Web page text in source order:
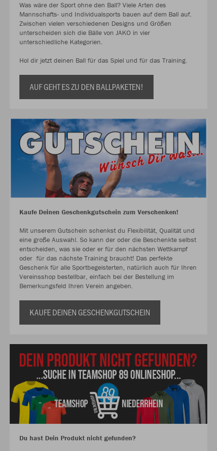
Was wäre der Sport ohne den Ball? Viele Arten des
Mannschafts- und Individualsports bauen auf dem Ball auf.
Zwischen vielen verschiedenen Designs und Größen
unterscheiden sich die Bälle von JAKO in vier
unterschiedliche Kategorien.
Hol dir jetzt deinen Ball für das Spiel und für das Training.
AUF GEHT ES ZU DEN BALLPAKETEN!
Kaufe Deinen Geschenkgutschein zum Verschenken!
Mit unserem Gutschein schenkst du Flexibilität, Qualität und
eine große Auswahl. So kann der oder die Beschenkte selbst
entscheiden, was sie oder er für den nächsten Wettkampf
oder für das nächste Training braucht! Das perfekte
Geschenk für alle Sportbegeisterten, natürlich auch für Ihren
Vereinsshop bestellbar, einfach bei der Bestellung im
Bemerkungsfeld Ihren Verein angeben.
KAUFE DEINEN GESCHENKGUTSCHEIN
Du hast Dein Produkt nicht gefunden?